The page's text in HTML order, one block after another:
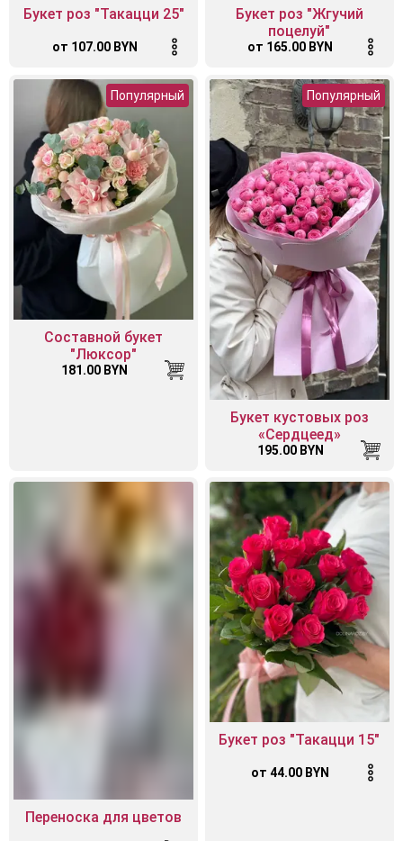
Букет роз "Такацци 25"
от 107.00 BYN
Букет роз "Жгучий
поцелуй"
от 165.00 BYN
Составной букет
"Люксор"
Популярный
181.00 BYN
Букет кустовых роз
«Сердцеед»
Популярный
195.00 BYN
Переноска для цветов
Букет роз "Такацци 15"
от 44.00 BYN